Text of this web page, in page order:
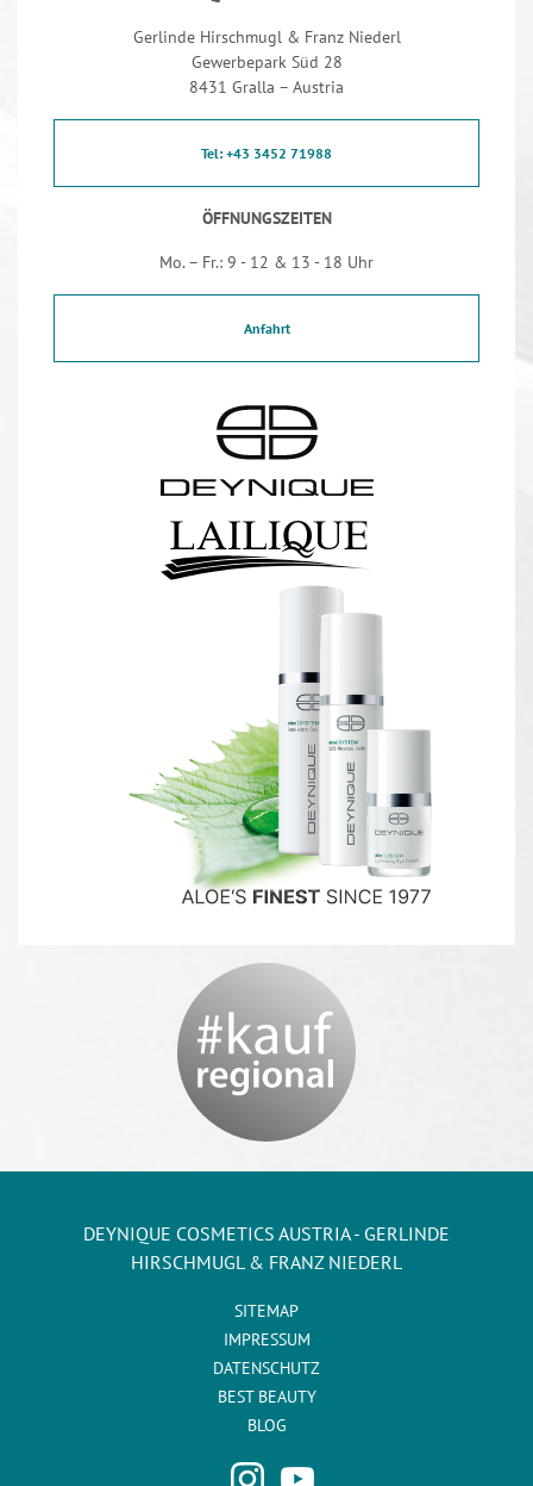
Gerlinde Hirschmugl & Franz Niederl
Gewerbepark Süd 28
8431 Gralla – Austria
Tel: +43 3452 71988
ÖFFNUNGSZEITEN
Mo. – Fr.: 9 - 12 & 13 - 18 Uhr
Anfahrt
DEYNIQUE COSMETICS AUSTRIA - GERLINDE
HIRSCHMUGL & FRANZ NIEDERL
SITEMAP
IMPRESSUM
DATENSCHUTZ
BEST BEAUTY
BLOG